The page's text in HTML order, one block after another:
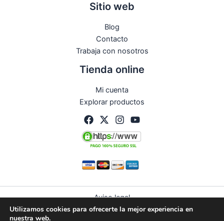
Sitio web
Blog
Contacto
Trabaja con nosotros
Tienda online
Mi cuenta
Explorar productos
Aviso legal
Política de privacidad
Utilizamos cookies para ofrecerte la mejor experiencia en
nuestra web.